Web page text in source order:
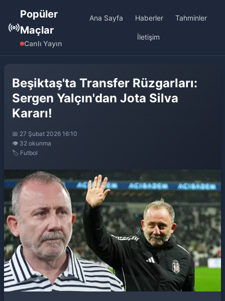
Popüler
Maçlar
Canlı Yayın
Ana Sayfa Haberler Tahminler
İletişim
Beşiktaş'ta Transfer Rüzgarları:
Sergen Yalçın'dan Jota Silva
Kararı!
📅 27 Şubat 2026 16:10
👁️ 32 okunma
🏷️ Futbol